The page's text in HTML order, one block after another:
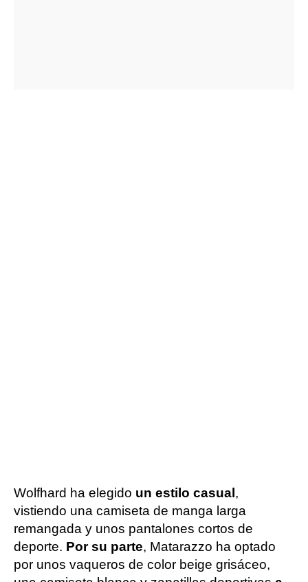
Wolfhard ha elegido un estilo casual ,
vistiendo una camiseta de manga larga
remangada y unos pantalones cortos de
deporte. Por su parte, Matarazzo ha optado
por unos vaqueros de color beige grisáceo,